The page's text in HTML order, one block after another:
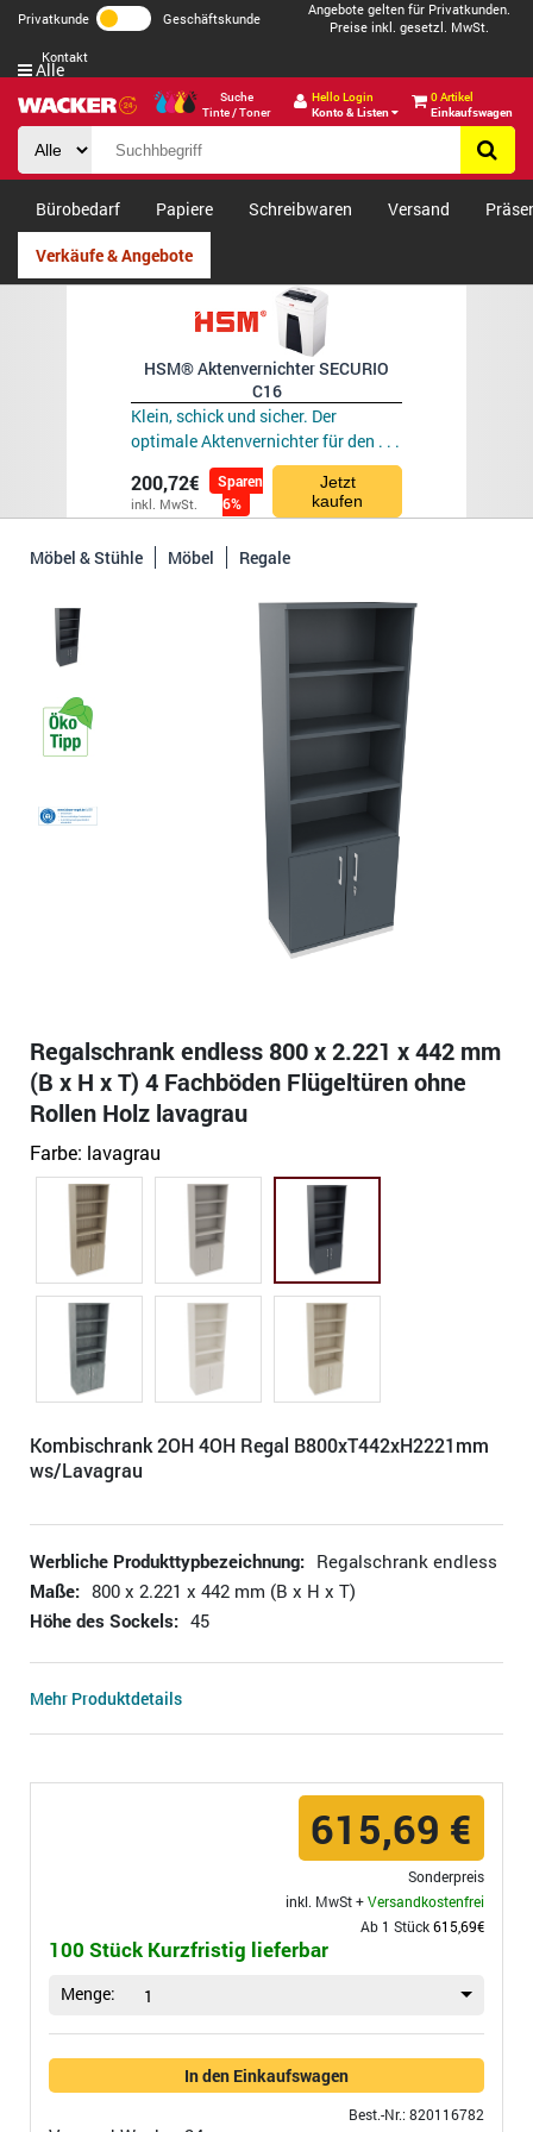
Privatkunde Geschäftskunde
Angebote gelten für Privatkunden.
Preise inkl. gesetzl. MwSt.
Kontakt
Suche
Tinte / Toner
Hello Login
Konto & Listen
0 Artikel
Einkaufswagen
Alle
Bürobedarf Papiere Schreibwaren Versand
Verkäufe & Angebote
HSM® Aktenvernichter SECURIO
C16
Klein, schick und sicher. Der
optimale Aktenvernichter für den . . .
200,72€
inkl. MwSt.
Sparen
6%
Jetzt
kaufen
Möbel & Stühle Möbel Regale
Regalschrank endless 800 x 2.221 x 442 mm
(B x H x T) 4 Fachböden Flügeltüren ohne
Rollen Holz lavagrau
Farbe: lavagrau
Kombischrank 2OH 4OH Regal B800xT442xH2221mm
ws/Lavagrau
Werbliche Produkttypbezeichnung: Regalschrank endless
Maße: 800 x 2.221 x 442 mm (B x H x T)
Höhe des Sockels: 45
Mehr Produktdetails
615,69 €
Sonderpreis
inkl. MwSt +Versandkostenfrei
Ab 1 Stück615,69€
100 Stück Kurzfristig lieferbar
Menge: 1
In den Einkaufswagen
Best.-Nr.: 820116782